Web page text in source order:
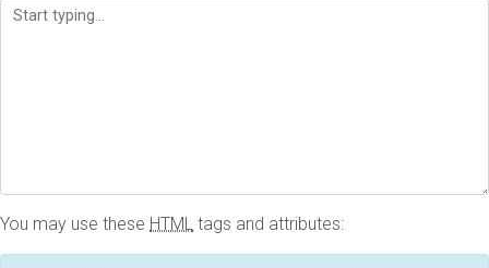
You may use these HTML tags and attributes: